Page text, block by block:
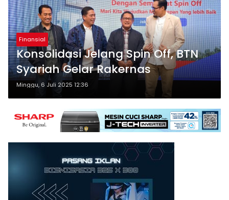
Finansial
Konsolidasi Jelang Spin Off, BTN
Syariah Gelar Rakernas
Minggu, 6 Juli 2025 12:36